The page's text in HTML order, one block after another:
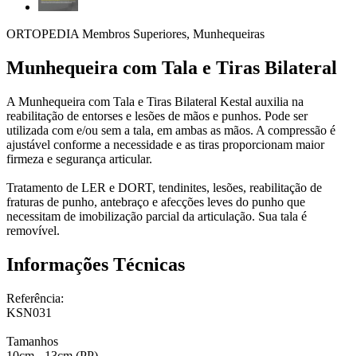
ORTOPEDIA Membros Superiores, Munhequeiras
Munhequeira com Tala e Tiras Bilateral
A Munhequeira com Tala e Tiras Bilateral Kestal auxilia na
reabilitação de entorses e lesões de mãos e punhos. Pode ser
utilizada com e/ou sem a tala, em ambas as mãos. A compressão é
ajustável conforme a necessidade e as tiras proporcionam maior
firmeza e segurança articular.
Tratamento de LER e DORT, tendinites, lesões, reabilitação de
fraturas de punho, antebraço e afecções leves do punho que
necessitam de imobilização parcial da articulação. Sua tala é
removível.
Informações Técnicas
Referência:
KSN031
Tamanhos